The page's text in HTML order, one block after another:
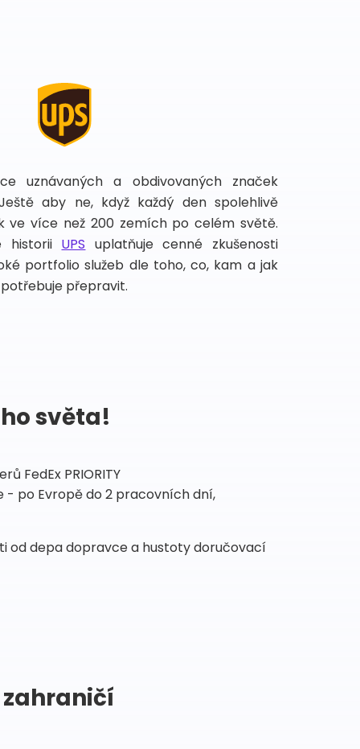
uznávaných a obdivovaných značek
aby ne, když každý den spolehlivě
ve více než 200 zemích po celém světě.
historii UPS uplatňuje cenné zkušenosti
portfolio služeb dle toho, co, kam a jak
přepravit.
světa!
FedEx PRIORITY
- po Evropě do 2 pracovních dní,
od depa dopravce a hustoty doručovací